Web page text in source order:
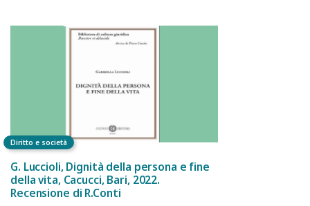
Diritto e società
G. Luccioli, Dignità della persona e fine
della vita, Cacucci, Bari, 2022.
Recensione di R.Conti